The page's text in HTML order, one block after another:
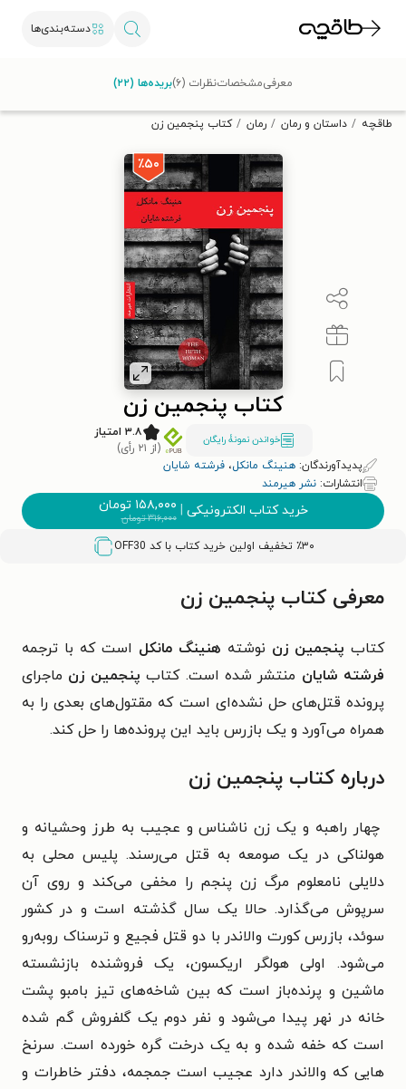
دسته‌بندی‌ها
تخفیف از طاقچه دریافت کن.
طاقچه داستان و رمان رمان کتاب پنجمین زن
٪۵۰
کتاب پنجمین زن
خواندن نمونۀ رایگان
۳.۸ امتیاز
(از ۲۱ رأی)
پدیدآورندگان: هنینگ مانکل، فرشته شایان
انتشارات: نشر هیرمند
خرید کتاب الکترونیکی | ۱۵۸,۰۰۰ تومان
۳۱۶,۰۰۰تومان
٪۳۰ تخفیف اولین خرید کتاب با کد OFF30
معرفیمشخصاتنظرات (۶) بریده‌ها (۲۲)
معرفی کتاب پنجمین زن
کتاب پنجمین زن نوشته هنینگ مانکل است که با ترجمه
فرشته شایان منتشر شده است. کتاب پنجمین زن ماجرای
پرونده‌ قتل‌های حل نشده‌ای است که مقتول‌های بعدی را به
همراه می‌آورد و یک بازرس باید این پرونده‌ها را حل کند.
درباره کتاب پنجمین زن
چهار راهبه و یک زن ناشناس و عجیب به طرز وحشیانه و
هولناکی در یک صومعه به قتل می‌رسند. پلیس محلی به
دلایلی نامعلوم مرگ زن پنجم را مخفی می‌کند و روی آن
سرپوش می‌گذارد. حالا یک سال گذشته است و در کشور
سوئد، بازرس کورت والاندر با دو قتل فجیع و ترسناک روبه‌رو
می‌شود. اولی هولگر اریکسون، یک فروشنده بازنشسته
ماشین و پرنده‌باز است که بین شاخه‌های تیز بامبو پشت
خانه در نهر پیدا می‌شود و نفر دوم یک گلفروش گم شده
است که خفه شده و به یک درخت گره خورده است. سرنخ
هایی که والاندر دارد عجیب است جمجمه، دفتر خاطرات و